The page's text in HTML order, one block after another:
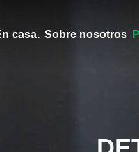
casa. Sobre nosotros